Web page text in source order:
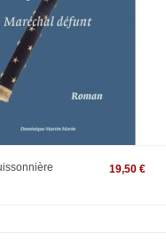
19,50 €